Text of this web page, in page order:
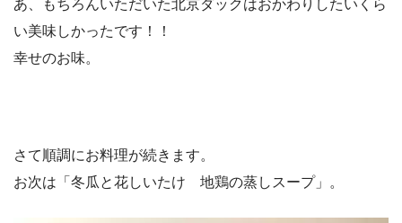
あ、もちろんいただいた北京ダックはおかわりしたいくら
い美味しかったです！！
幸せのお味。
さて順調にお料理が続きます。
お次は「冬瓜と花しいたけ 地鶏の蒸しスープ」。